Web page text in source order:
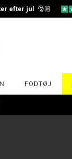
efter jul 🎅🏼
FODTØJ